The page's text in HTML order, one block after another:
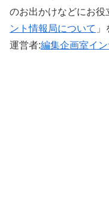
のお出かけなどにお役
ント情報局について
運営者:編集企画室イ